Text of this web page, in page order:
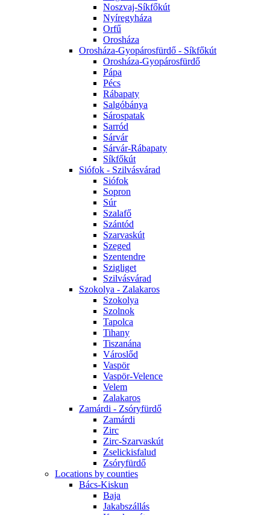
Noszvaj-Síkfőkút
Nyíregyháza
Orfű
Orosháza
Orosháza-Gyopárosfürdő - Síkfőkút
Orosháza-Gyopárosfürdő
Pápa
Pécs
Rábapaty
Salgóbánya
Sárospatak
Sarród
Sárvár
Sárvár-Rábapaty
Síkfőkút
Siófok - Szilvásvárad
Siófok
Sopron
Súr
Szalafő
Szántód
Szarvaskút
Szeged
Szentendre
Szigliget
Szilvásvárad
Szokolya - Zalakaros
Szokolya
Szolnok
Tapolca
Tihany
Tiszanána
Városlőd
Vaspör
Vaspör-Velence
Velem
Zalakaros
Zamárdi - Zsóryfürdő
Zamárdi
Zirc
Zirc-Szarvaskút
Zselickisfalud
Zsóryfürdő
Locations by counties
Bács-Kiskun
Baja
Jakabszállás